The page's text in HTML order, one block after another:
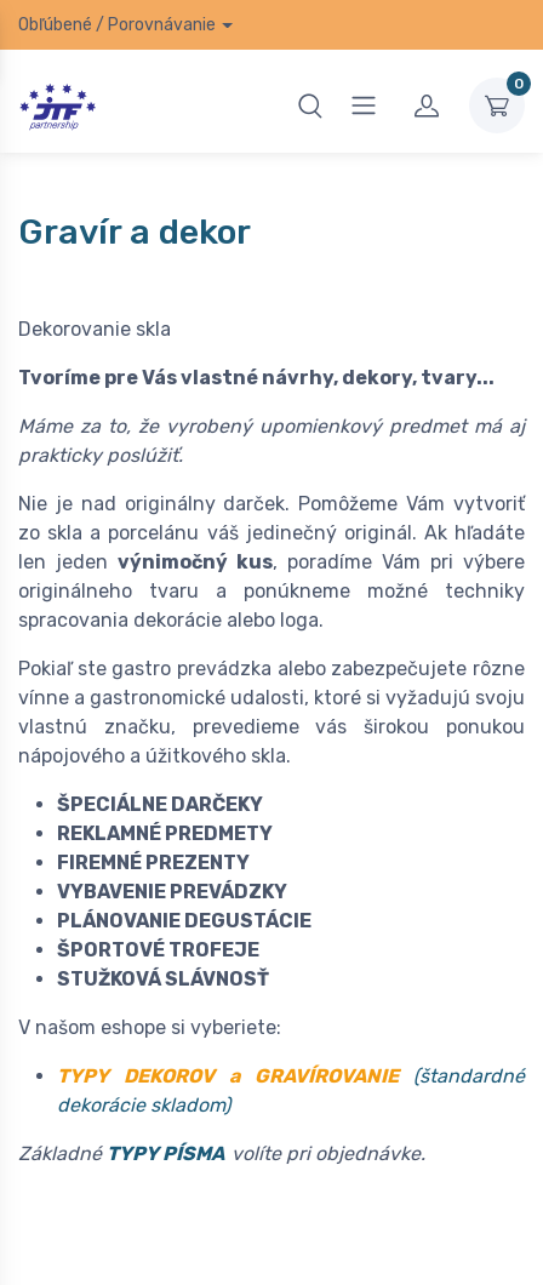
Obľúbené / Porovnávanie
0
Gravír a dekor
Dekorovanie skla
Tvoríme pre Vás vlastné návrhy, dekory, tvary...
Máme za to, že vyrobený upomienkový predmet má aj
prakticky poslúžiť.
Nie je nad originálny darček. Pomôžeme Vám vytvoriť
zo skla a porcelánu váš jedinečný originál. Ak hľadáte
len jeden výnimočný kus, poradíme Vám pri výbere
originálneho tvaru a ponúkneme možné techniky
spracovania dekorácie alebo loga.
Pokiaľ ste gastro prevádzka alebo zabezpečujete rôzne
vínne a gastronomické udalosti, ktoré si vyžadujú svoju
vlastnú značku, prevedieme vás širokou ponukou
nápojového a úžitkového skla.
ŠPECIÁLNE DARČEKY
REKLAMNÉ PREDMETY
FIREMNÉ PREZENTY
VYBAVENIE PREVÁDZKY
PLÁNOVANIE DEGUSTÁCIE
ŠPORTOVÉ TROFEJE
STUŽKOVÁ SLÁVNOSŤ
V našom eshope si vyberiete:
TYPY DEKOROVa GRAVÍROVANIE
(štandardné
dekorácie skladom)
Základné TYPY PÍSMA volíte pri objednávke.